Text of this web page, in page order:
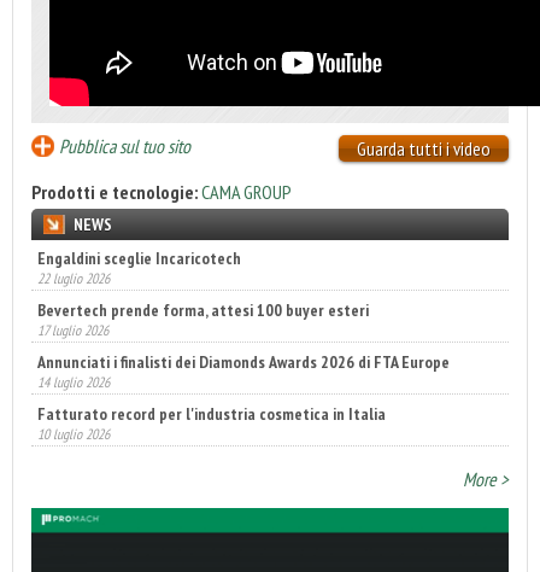
Pubblica sul tuo sito
Guarda tutti i video
Prodotti e tecnologie:CAMA GROUP
NEWS
Engaldini sceglie Incaricotech
22 luglio 2026
Bevertech prende forma, attesi 100 buyer esteri
17 luglio 2026
Annunciati i finalisti dei Diamonds Awards 2026 di FTA Europe
14 luglio 2026
Fatturato record per l'industria cosmetica in Italia
10 luglio 2026
More >